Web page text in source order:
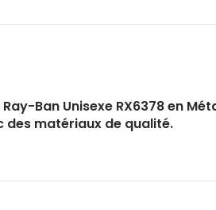
Ban Unisexe RX6378 en
des matériaux de qualité.